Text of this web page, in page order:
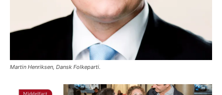
Martin Henriksen, Dansk Folkeparti.